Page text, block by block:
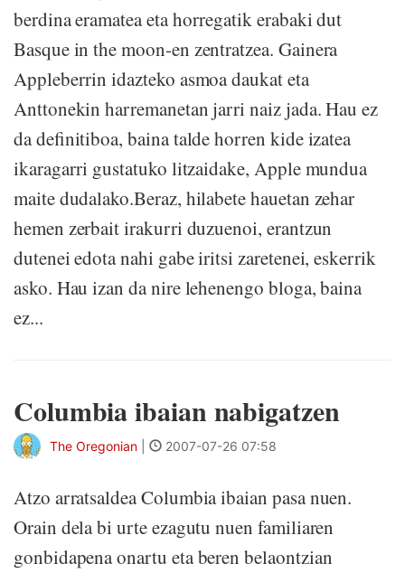
berdina eramatea eta horregatik erabaki dut
Basque in the moon-en zentratzea. Gainera
Appleberrin idazteko asmoa daukat eta
Anttonekin harremanetan jarri naiz jada. Hau ez
da definitiboa, baina talde horren kide izatea
ikaragarri gustatuko litzaidake, Apple mundua
maite dudalako.Beraz, hilabete hauetan zehar
hemen zerbait irakurri duzuenoi, erantzun
dutenei edota nahi gabe iritsi zaretenei, eskerrik
asko. Hau izan da nire lehenengo bloga, baina
ez...
Columbia ibaian nabigatzen
The Oregonian 2007-07-26 07:58
Atzo arratsaldea Columbia ibaian pasa nuen.
Orain dela bi urte ezagutu nuen familiaren
gonbidapena onartu eta beren belaontzian